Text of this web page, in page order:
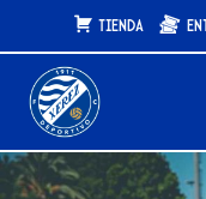
al
contenido
Tienda